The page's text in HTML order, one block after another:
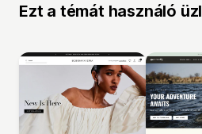
Ezt a témát használó